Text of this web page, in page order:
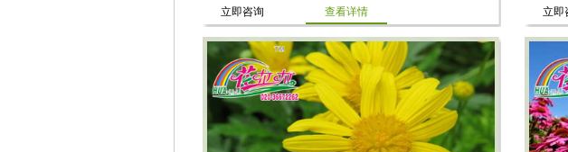
立即咨询 查看详情 立即